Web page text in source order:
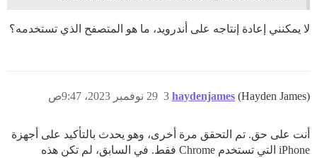
لا يمكنني إعادة إنتاجه على أندرويد، ما هو المتصفح الذي تستخدمه؟
haydenjames (Hayden James) 29 نوفمبر 2023، 9:47ص 3
أنت على حق. تم التحقق مرة أخرى، وهو يحدث بالتأكيد على أجهزة
iPhone التي تستخدم Chrome فقط. في السابق، لم تكن هذه